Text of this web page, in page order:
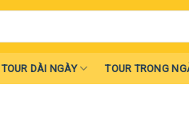
TOUR DÀI NGÀY TOUR TRONG